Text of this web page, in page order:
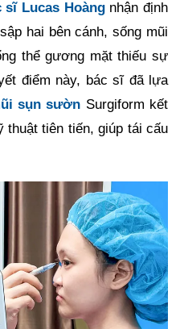
sĩ Lucas Hoàngnhận định
hai bên cánh, sống mũi
thể gương mặt thiếu sự
điểm này, bác sĩ đã lựa
sụn sườn Surgiform kết
tiên tiến, giúp tái cấu